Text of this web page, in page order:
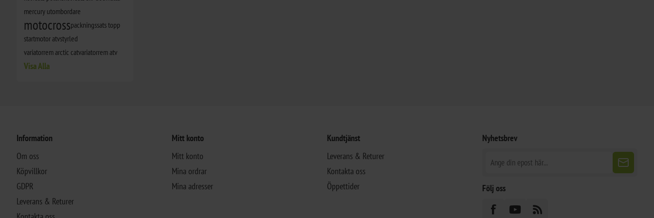
mercury utombordare
motocrosspackningssats topp
startmotor atvstyrled
variatorrem arctic catvariatorrem atv
Visa Alla
Information
Om oss
Köpvillkor
GDPR
Leverans & Returer
Mitt konto
Mitt konto
Mina ordrar
Mina adresser
Kundtjänst
Leverans & Returer
Kontakta oss
Öppettider
Nyhetsbrev
Följ oss